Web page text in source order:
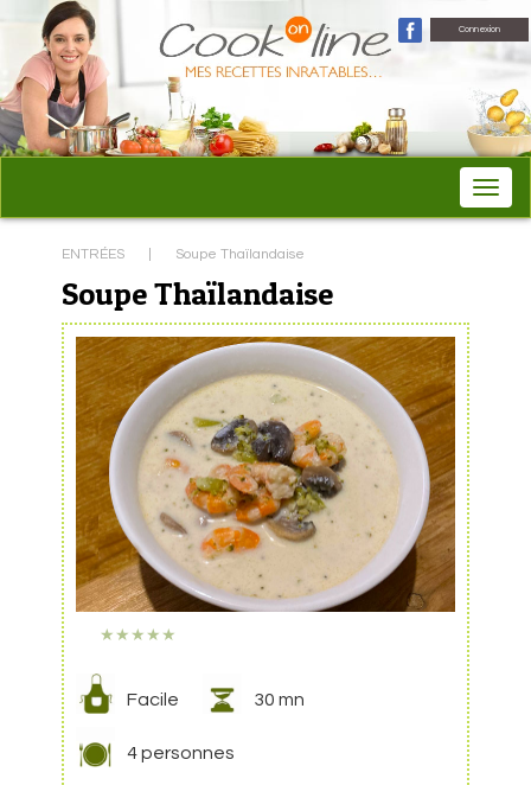
Connexion
ENTRÉES Soupe Thaïlandaise
Soupe Thaïlandaise
★ ★ ★ ★ ★
Facile 30 mn
4 personnes